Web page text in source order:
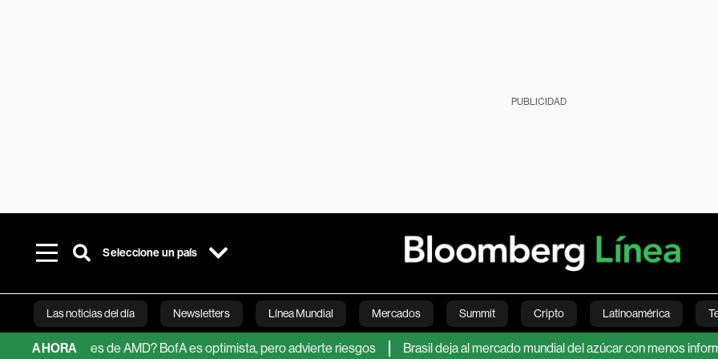
PUBLICIDAD
Seleccione un país
Las noticias del día Newsletters Línea Mundial Mercados Summit Cripto Latinoamérica
Bloomberg Green Economía Estilo de vida Mundo Videos
AHORA
acciones de AMD? BofA es optimista, pero advierte riesgos Brasil deja al mercado mundial del azúcar con menos información